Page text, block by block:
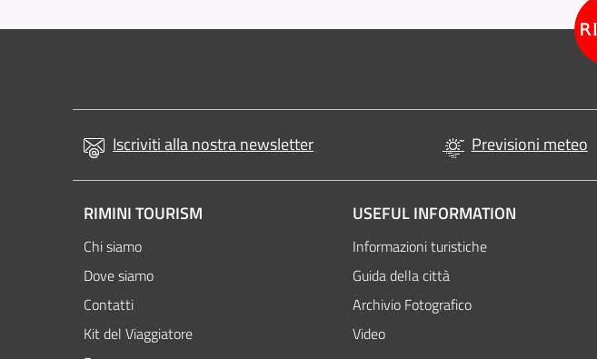
Iscriviti alla nostra newsletter Previsioni meteo
RIMINI TOURISM
Chi siamo
Dove siamo
Contatti
Kit del Viaggiatore
USEFUL INFORMATION
Informazioni turistiche
Guida della città
Archivio Fotografico
Video